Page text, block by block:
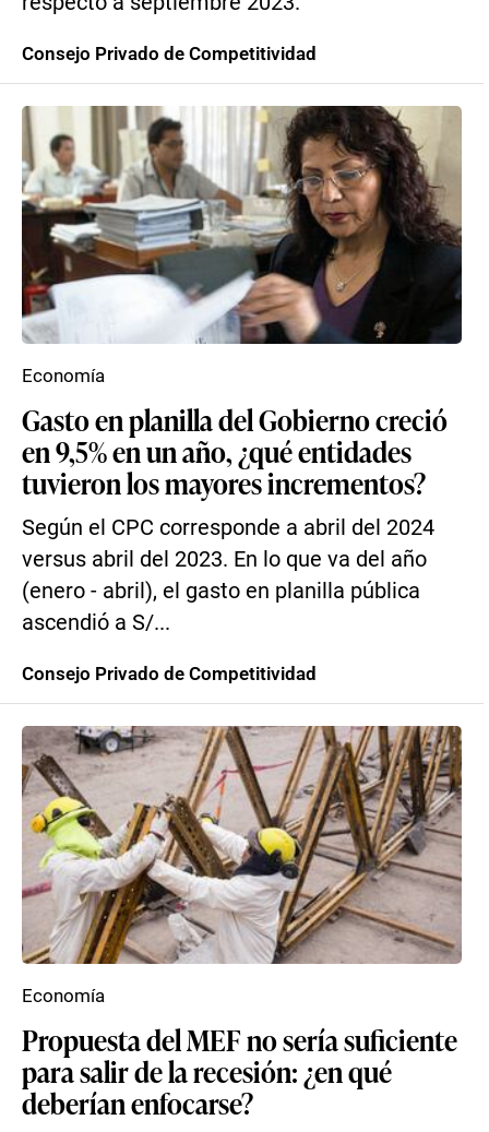
Consejo Privado de Competitividad
Gasto en planilla del Gobierno creció
en 9,5% en un año, ¿qué entidades
tuvieron los mayores incrementos?
Según el CPC corresponde a abril del 2024
versus abril del 2023. En lo que va del año
(enero - abril), el gasto en planilla pública
ascendió a S/...
Economía
Consejo Privado de Competitividad
Propuesta del MEF no sería suficiente
para salir de la recesión: ¿en qué
deberían enfocarse?
Economía